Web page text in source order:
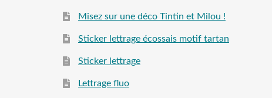
Misez sur une déco Tintin et Milou !
Sticker lettrage écossais motif tartan
Sticker lettrage
Lettrage fluo